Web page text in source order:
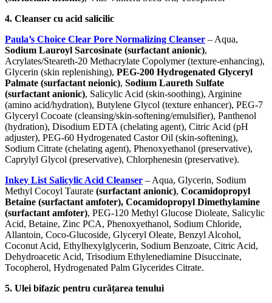
4. Cleanser cu acid salicilic
Paula’s Choice Clear Pore Normalizing Cleanser – Aqua,
Sodium Lauroyl Sarcosinate (surfactant anionic),
Acrylates/Steareth-20 Methacrylate Copolymer (texture-enhancing),
Glycerin (skin replenishing), PEG-200 Hydrogenated Glyceryl
Palmate (surfactant neionic), Sodium Laureth Sulfate
(surfactant anionic), Salicylic Acid (skin-soothing), Arginine
(amino acid/hydration), Butylene Glycol (texture enhancer), PEG-7
Glyceryl Cocoate (cleansing/skin-softening/emulsifier), Panthenol
(hydration), Disodium EDTA (chelating agent), Citric Acid (pH
adjuster), PEG-60 Hydrogenated Castor Oil (skin-softening),
Sodium Citrate (chelating agent), Phenoxyethanol (preservative),
Caprylyl Glycol (preservative), Chlorphenesin (preservative).
Inkey List Salicylic Acid Cleanser – Aqua, Glycerin, Sodium
Methyl Cocoyl Taurate (surfactant anionic), Cocamidopropyl
Betaine (surfactant amfoter), Cocamidopropyl Dimethylamine
(surfactant amfoter), PEG-120 Methyl Glucose Dioleate, Salicylic
Acid, Betaine, Zinc PCA, Phenoxyethanol, Sodium Chloride,
Allantoin, Coco-Glucoside, Glyceryl Oleate, Benzyl Alcohol,
Coconut Acid, Ethylhexylglycerin, Sodium Benzoate, Citric Acid,
Dehydroacetic Acid, Trisodium Ethylenediamine Disuccinate,
Tocopherol, Hydrogenated Palm Glycerides Citrate.
5. Ulei bifazic pentru curățarea tenului